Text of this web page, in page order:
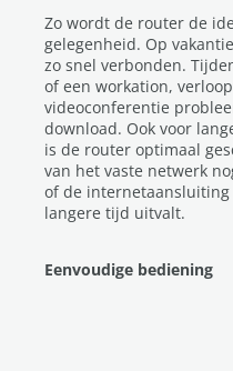
Zo wordt de router de
gelegenheid. Op
zo snel verbonden.
of een workation,
videoconferentie
download. Ook voor
is de router optimaal
van het vaste netwerk
of de internetaansluiting
langere tijd uitvalt.
Eenvoudige bediening